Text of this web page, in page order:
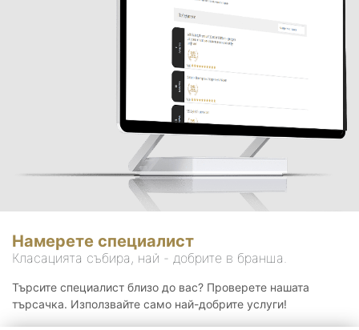
Намерете специалист
Класацията събира, най - добрите в бранша.
Търсите специалист близо до вас? Проверете нашата
търсачка. Използвайте само най-добрите услуги!